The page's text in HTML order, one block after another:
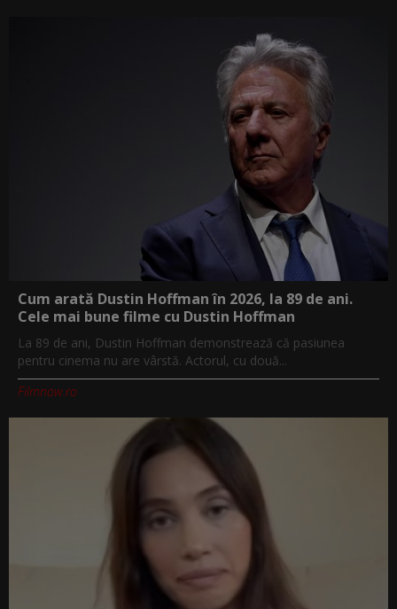
Cum arată Dustin Hoffman în 2026, la 89 de ani.
Cele mai bune filme cu Dustin Hoffman
La 89 de ani, Dustin Hoffman demonstrează că pasiunea
pentru cinema nu are vârstă. Actorul, cu două...
Filmnow.ro